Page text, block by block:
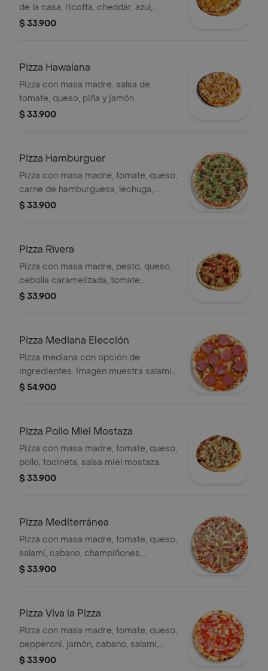
de la casa, ricotta, cheddar, azul,
parmesano. Tamaño a elección
$ 33.900
Pizza Hawaiana
Pizza con masa madre, salsa de
tomate, queso, piña y jamón.
$ 33.900
Pizza Hamburguer
Pizza con masa madre, tomate, queso,
carne de hamburguesa, lechuga,
cebolla, salsas.
$ 33.900
Pizza Rivera
Pizza con masa madre, pesto, queso,
cebolla caramelizada, tomate,
aceitunas.
$ 33.900
Pizza Mediana Elección
Pizza mediana con opción de
ingredientes. Imagen muestra salami,
champiñones y pimientos.
$ 54.900
Pizza Pollo Miel Mostaza
Pizza con masa madre, tomate, queso,
pollo, tocineta, salsa miel mostaza.
$ 33.900
Pizza Mediterránea
Pizza con masa madre, tomate, queso,
salami, cabano, champiñones,
aceitunas.
$ 33.900
Pizza Viva la Pizza
Pizza con masa madre, tomate, queso,
pepperoni, jamón, cabano, salami,
pollo, pimentón, cebolla.
$ 33.900